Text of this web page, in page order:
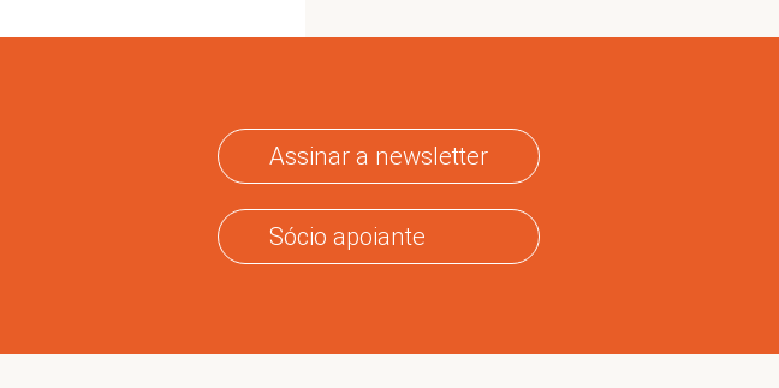
Assinar a newsletter
Sócio apoiante